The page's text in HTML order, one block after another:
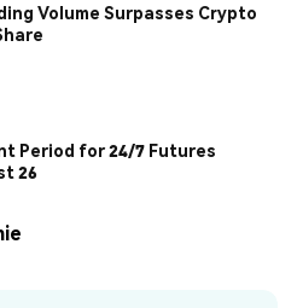
Volume Surpasses Crypto
Period for 24/7 Futures
26